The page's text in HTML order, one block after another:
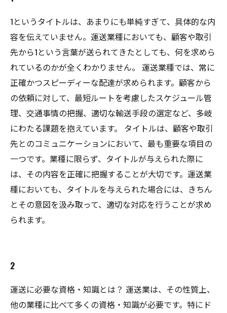
1というタイトルは、あまりにも単純すぎて、具体的な内
容を伝えていません。運送業種においても、顧客や取引
先から1という言葉が送られてきたとしても、何を求めら
れているのかが全くわかりません。 運送業種では、常に
正確かつスピーディーな配達が求められます。顧客から
の依頼に対して、最短ルートを考慮したスケジュール管
理、交通事情の把握、適切な輸送手段の選定など、多岐
にわたる課題を抱えています。 タイトルは、顧客や取引
先とのコミュニケーションにおいて、最も重要な項目の
一つです。業種に限らず、タイトルが与えられた際に
は、その内容を正確に把握することが大切です。運送業
種においても、タイトルを与えられた場合には、きちん
とその意図を汲み取って、適切な対応を行うことが求め
られます。
2
運送に必要な資格・知識とは？ 運送業は、その性質上、
他の業種に比べて多くの資格・知識が必要です。特にド